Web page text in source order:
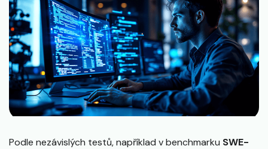
Podle nezávislých testů, například v benchmarku SWE-